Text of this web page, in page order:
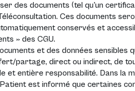
des documents (tel qu'un
Ces documents
conservés et
» des CGU.
et des données sensibles
partage, direct ou indirect, de
et entière responsabilité. Dans la
est informé que certaines